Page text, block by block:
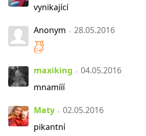
vynikající
Anonym 28.05.2016
maxiking
04.05.2016
mnamííí
Maty
02.05.2016
pikantní